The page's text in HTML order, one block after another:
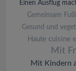
Einen Ausflug
Gemeinsam
Gesund und
Haute cuisine
Mit
Mit Kindern